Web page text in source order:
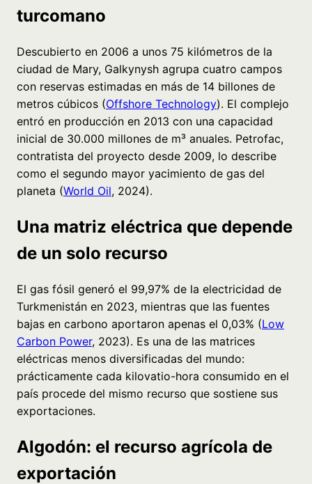
turcomano
Descubierto en 2006 a unos 75 kilómetros de la
ciudad de Mary, Galkynysh agrupa cuatro campos
con reservas estimadas en más de 14 billones de
metros cúbicos (Offshore Technology). El complejo
entró en producción en 2013 con una capacidad
inicial de 30.000 millones de m³ anuales. Petrofac,
contratista del proyecto desde 2009, lo describe
como el segundo mayor yacimiento de gas del
planeta (World Oil, 2024).
Una matriz eléctrica que depende
de un solo recurso
El gas fósil generó el 99,97% de la electricidad de
Turkmenistán en 2023, mientras que las fuentes
bajas en carbono aportaron apenas el 0,03% (Low
Carbon Power, 2023). Es una de las matrices
eléctricas menos diversificadas del mundo:
prácticamente cada kilovatio-hora consumido en el
país procede del mismo recurso que sostiene sus
exportaciones.
Algodón: el recurso agrícola de
exportación